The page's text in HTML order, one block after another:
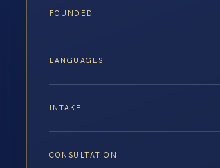
FOUNDED
LANGUAGES
INTAKE
CONSULTATION